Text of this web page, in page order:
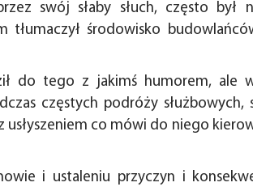
swój słaby słuch, często
środowisko
do tego z jakimś humorem,
częstych podróży służbowych,
usłyszeniem co mówi do niego
i ustaleniu przyczyn i